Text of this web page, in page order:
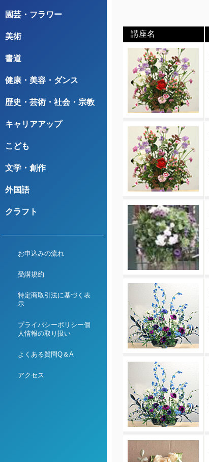
園芸・フラワー
美術
書道
健康・美容・ダンス
歴史・芸術・社会・宗教
キャリアアップ
こども
文学・創作
外国語
クラフト
お申込みの流れ
受講規約
特定商取引法に基づく表
示
プライバシーポリシー個
人情報の取り扱い
よくある質問Q＆A
アクセス
講座名